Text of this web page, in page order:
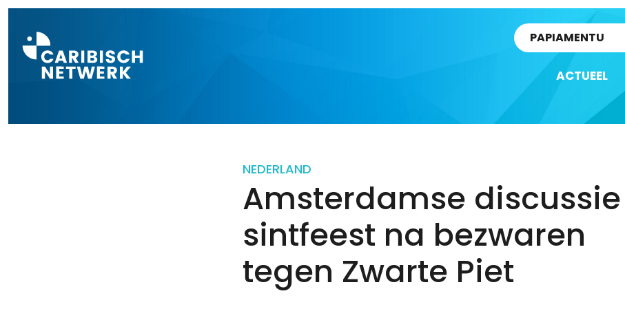
PAPIAMENTU
ACTUEEL
NEDERLAND
Amsterdamse discussie
sintfeest na bezwaren
tegen Zwarte Piet